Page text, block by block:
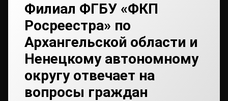
Филиал ФГБУ «ФКП
Росреестра» по
Архангельской области и
Ненецкому автономному
округу отвечает на
вопросы граждан